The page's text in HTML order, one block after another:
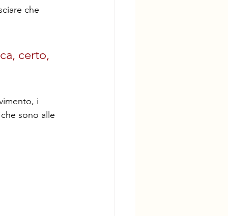
che
certo,
i
sono alle